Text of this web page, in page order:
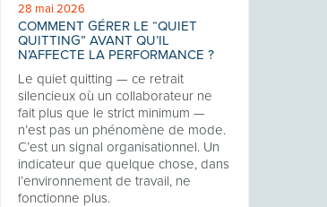
28 mai 2026
COMMENT GÉRER LE “QUIET
QUITTING” AVANT QU’IL
N’AFFECTE LA PERFORMANCE ?
Le quiet quitting — ce retrait
silencieux où un collaborateur ne
fait plus que le strict minimum —
n’est pas un phénomène de mode.
C’est un signal organisationnel. Un
indicateur que quelque chose, dans
l’environnement de travail, ne
fonctionne plus.